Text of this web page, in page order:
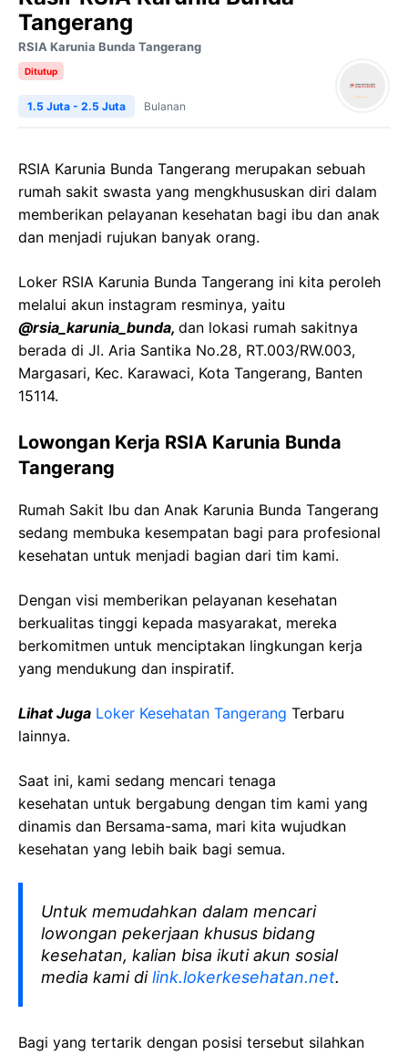
Tangerang
RSIA Karunia Bunda Tangerang
Ditutup
1.5 Juta - 2.5 Juta Bulanan
RSIA Karunia Bunda Tangerang merupakan sebuah
rumah sakit swasta yang mengkhususkan diri dalam
memberikan pelayanan kesehatan bagi ibu dan anak
dan menjadi rujukan banyak orang.
Loker RSIA Karunia Bunda Tangerang ini kita peroleh
melalui akun instagram resminya, yaitu
@rsia_karunia_bunda, dan lokasi rumah sakitnya
berada di Jl. Aria Santika No.28, RT.003/RW.003,
Margasari, Kec. Karawaci, Kota Tangerang, Banten
15114.
Lowongan Kerja RSIA Karunia Bunda
Tangerang
Rumah Sakit Ibu dan Anak Karunia Bunda Tangerang
sedang membuka kesempatan bagi para profesional
kesehatan untuk menjadi bagian dari tim kami.
Dengan visi memberikan pelayanan kesehatan
berkualitas tinggi kepada masyarakat, mereka
berkomitmen untuk menciptakan lingkungan kerja
yang mendukung dan inspiratif.
Lihat Juga Loker Kesehatan Tangerang Terbaru
lainnya.
Saat ini, kami sedang mencari tenaga
kesehatan untuk bergabung dengan tim kami yang
dinamis dan Bersama-sama, mari kita wujudkan
kesehatan yang lebih baik bagi semua.
Untuk memudahkan dalam mencari
lowongan pekerjaan khusus bidang
kesehatan, kalian bisa ikuti akun sosial
media kami dilink.lokerkesehatan.net.
Bagi yang tertarik dengan posisi tersebut silahkan